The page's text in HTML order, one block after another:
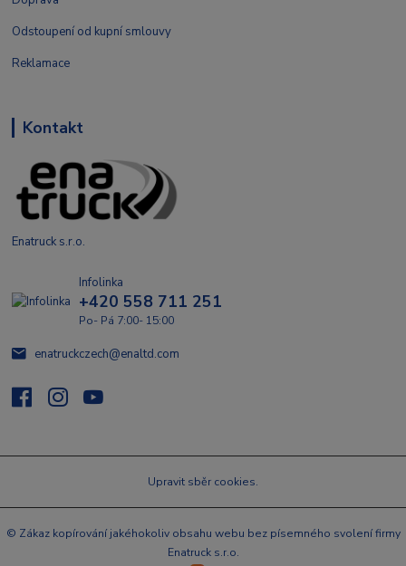
Odstoupení od kupní smlouvy
Reklamace
Kontakt
Enatruck s.r.o.
Infolinka
+420 558 711 251
Po- Pá 7:00- 15:00
enatruckczech@enaltd.com
Upravit sběr cookies.
© Zákaz kopírování jakéhokoliv obsahu webu bez písemného svolení firmy
Enatruck s.r.o.